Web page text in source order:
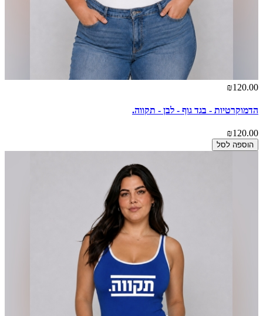
₪120.00
הדמוקרטיות - בגד גוף - לבן - תקווה.
₪120.00
הוספה לסל